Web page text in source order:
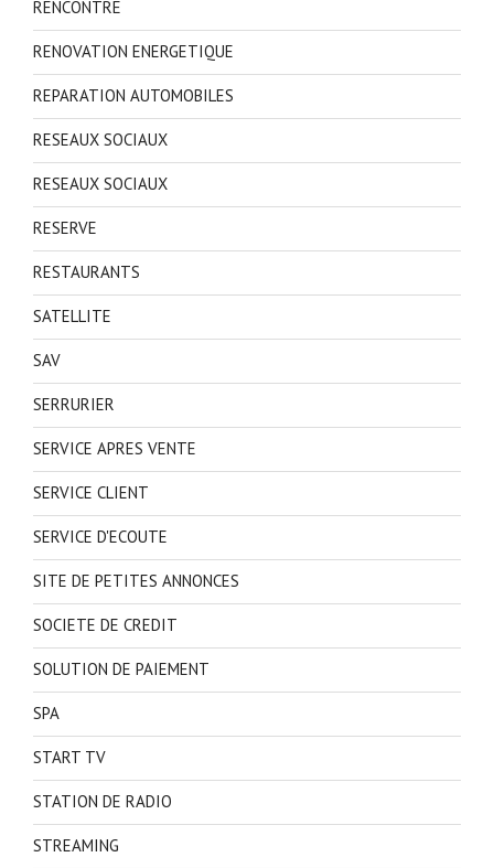
RENCONTRE
RENOVATION ENERGETIQUE
REPARATION AUTOMOBILES
RESEAUX SOCIAUX
RESEAUX SOCIAUX
RESERVE
RESTAURANTS
SATELLITE
SAV
SERRURIER
SERVICE APRES VENTE
SERVICE CLIENT
SERVICE D'ECOUTE
SITE DE PETITES ANNONCES
SOCIETE DE CREDIT
SOLUTION DE PAIEMENT
SPA
START TV
STATION DE RADIO
STREAMING